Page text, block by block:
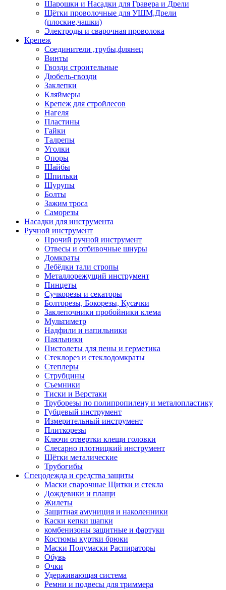
Шарошки и Насадки для Гравера и Дрели
Щётки проволочные для УШМ,Дрели
(плоские,чашки)
Электроды и сварочная проволока
Крепеж
Соединители ,трубы,флянец
Винты
Гвозди строительные
Дюбель-гвозди
Заклепки
Кляймеры
Крепеж для стройлесов
Нагеля
Пластины
Гайки
Талрепы
Уголки
Опоры
Шайбы
Шпильки
Шурупы
Болты
Зажим троса
Саморезы
Насадки для инструмента
Ручной инструмент
Прочий ручной инструмент
Отвесы и отбивочные шнуры
Домкраты
Лебёдки тали стропы
Металлорежущий инструмент
Пинцеты
Сучкорезы и секаторы
Болторезы, Бокорезы, Кусачки
Заклепочники пробойники клема
Мультиметр
Надфили и напильники
Паяльники
Пистолеты для пены и герметика
Стеклорез и стеклодомкраты
Степлеры
Струбцины
Съемники
Тиски и Верстаки
Труборезы по полипропилену и металопластику
Губцевый инструмент
Измерительный инструмент
Плиткорезы
Ключи отвертки клещи головки
Слесарно плотницкий инструмент
Щётки металические
Трубогибы
Спецодежда и средства защиты
Маски сварочные Щитки и стекла
Дождевики и плащи
Жилеты
Защитная амуниция и наколенники
Каски кепки шапки
комбенизоны защитные и фартуки
Костюмы куртки брюки
Маски Полумаски Распираторы
Обувь
Очки
Удерживающая система
Ремни и подвесы для триммера